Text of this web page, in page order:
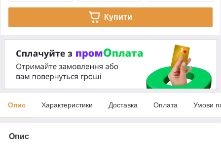
Купити
Опис Характеристики Доставка Оплата Умови
Опис